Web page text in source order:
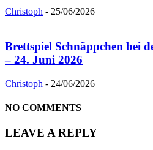
Christoph - 25/06/2026
Brettspiel Schnäppchen bei
– 24. Juni 2026
Christoph - 24/06/2026
NO COMMENTS
LEAVE A REPLY